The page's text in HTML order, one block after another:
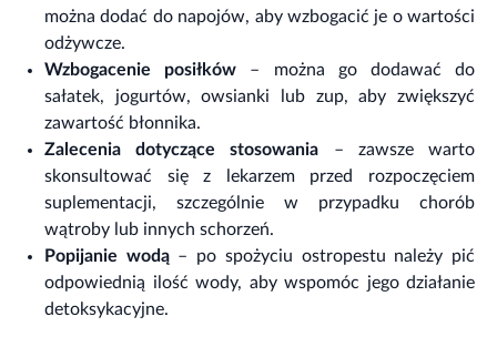
można dodać do napojów, aby wzbogacić je o wartości
odżywcze.
Wzbogacenie posiłków – można go dodawać do
sałatek, jogurtów, owsianki lub zup, aby zwiększyć
zawartość błonnika.
Zalecenia dotyczące stosowania – zawsze warto
skonsultować się z lekarzem przed rozpoczęciem
suplementacji, szczególnie w przypadku chorób
wątroby lub innych schorzeń.
Popijanie wodą– po spożyciu ostropestu należy pić
odpowiednią ilość wody, aby wspomóc jego działanie
detoksykacyjne.